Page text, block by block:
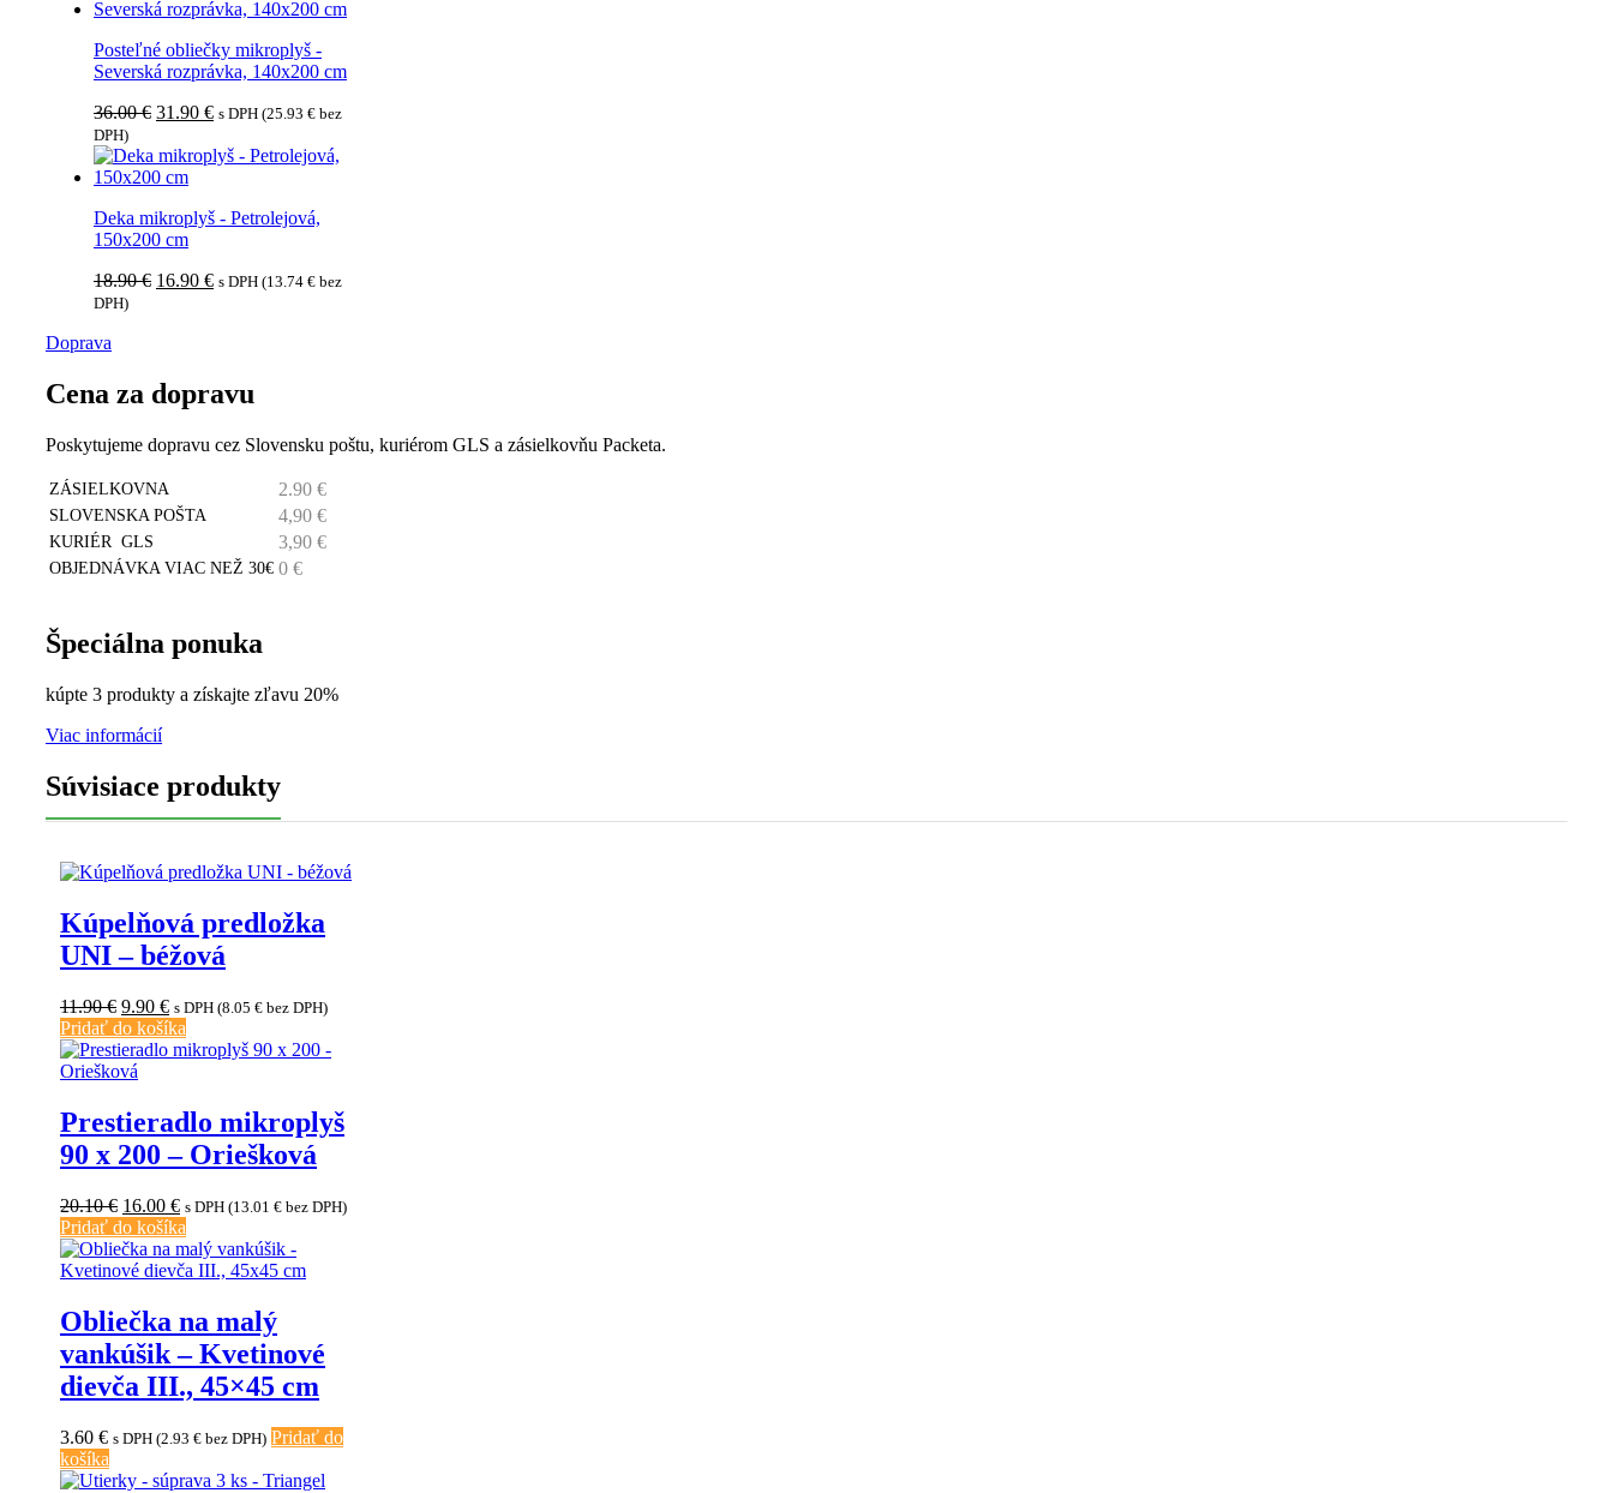
Posteľné obliečky mikroplyš -
Severská rozprávka, 140x200 cm
36.00€ Pôvodná
bola:
36.00 €.
31.90 €Aktuálna
je:
s DPH (25.93 € bez
DPH)
Deka mikroplyš - Petrolejová,
150x200 cm
18.90€ Pôvodná
16.90 €Aktuálna
s DPH (13.74 € bez
DPH)
Doprava
Cena za dopravu
Poskytujeme dopravu cez Slovensku poštu, kuriérom GLS a zásielkovňu Packeta.
ZÁSIELKOVNA 2.90 €
SLOVENSKA POŠTA 4,90 €
KURIÉR GLS 3,90 €
OBJEDNÁVKA VIAC NEŽ 30€ 0 €
Špeciálna ponuka
kúpte 3 produkty a získajte zľavu 20%
Viac informácií
Súvisiace produkty
Kúpelňová predložka
UNI – béžová
11.90€ Pôvodná
cena
bola:
11.90 €.
9.90 €Aktuálna
cena
je:
s DPH (8.05 € bez DPH)
Pridať do košíka
Prestieradlo mikroplyš
90 x 200 – Oriešková
20.10€ Pôvodná
cena
bola:
20.10 €.
16.00 €Aktuálna
cena
je:
16.00 €.
s DPH (13.01 € bez DPH)
Pridať do košíka
Obliečka na malý
vankúšik – Kvetinové
dievča III., 45×45 cm
3.60 € s DPH (2.93 € bez DPH) Pridať do
košíka